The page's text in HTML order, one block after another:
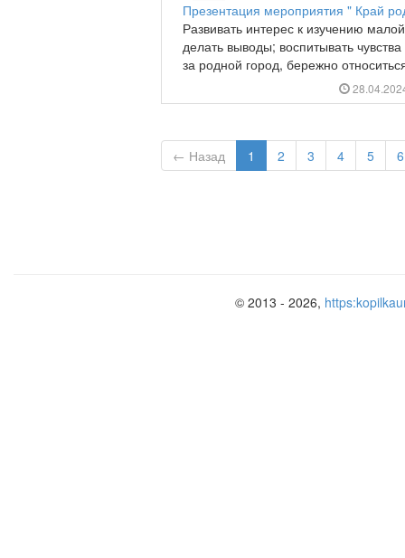
Презентация мероприятия " Край
Развивать интерес к изучению
делать выводы; воспитывать
за родной город, бережно
← Назад 1 2 3 4 5 6
© 2013 - 2026,